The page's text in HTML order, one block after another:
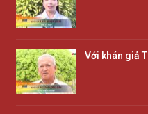
Với khán giả